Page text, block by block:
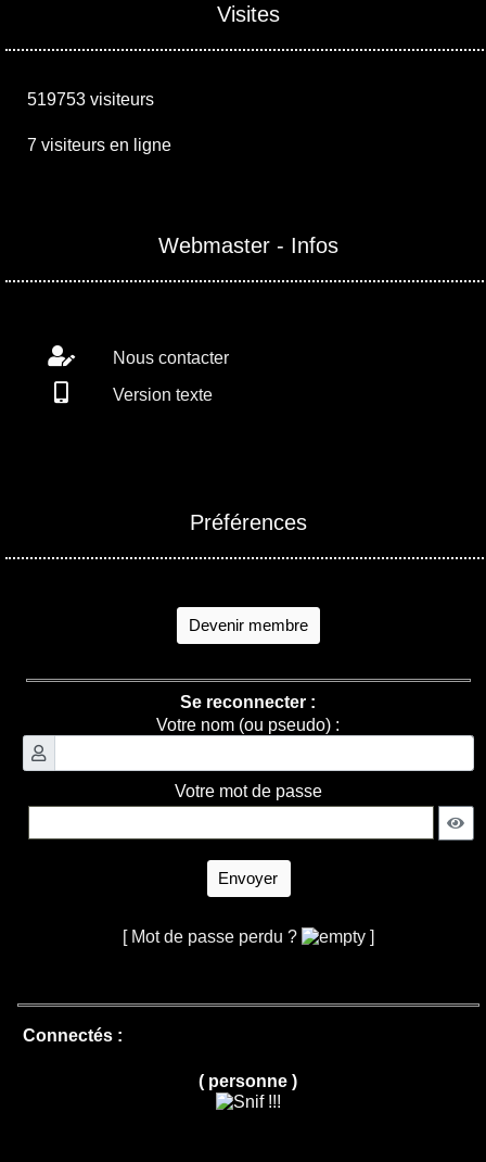
Visites
519753 visiteurs
7 visiteurs en ligne
Webmaster - Infos
Nous contacter
Version texte
Préférences
Devenir membre
Se reconnecter :
Votre nom (ou pseudo) :
Votre mot de passe
Envoyer
[ Mot de passe perdu ? ]
Connectés :
( personne )